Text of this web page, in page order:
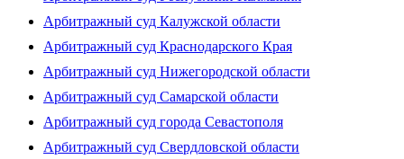
Арбитражный суд Калужской области
Арбитражный суд Краснодарского Края
Арбитражный суд Нижегородской области
Арбитражный суд Самарской области
Арбитражный суд города Севастополя
Арбитражный суд Свердловской области